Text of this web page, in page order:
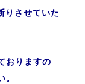
りさせていた
おりますの
。